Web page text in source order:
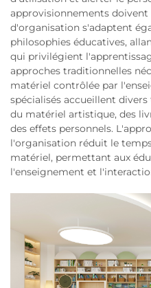
approvisionnements doivent
d'organisation s'adaptent
philosophies éducatives,
qui privilégient
approches traditionnelles
matériel contrôlée par
spécialisés accueillent
du matériel artistique, des
des effets personnels.
l'organisation réduit le
matériel, permettant aux
l'enseignement et